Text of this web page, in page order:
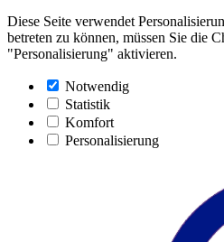
Diese Seite verwendet
betreten zu können, müssen Sie die
"Personalisierung" aktivieren.
Notwendig
Statistik
Komfort
Personalisierung